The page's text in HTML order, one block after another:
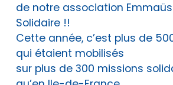
de notre association
Solidaire !!
Cette année, c’est plus de
qui étaient mobilisés
sur plus de 300 missions